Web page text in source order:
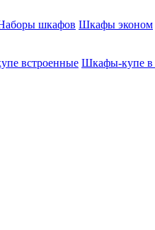
шкафов Шкафы эконом
встроенные Шкафы-купе в